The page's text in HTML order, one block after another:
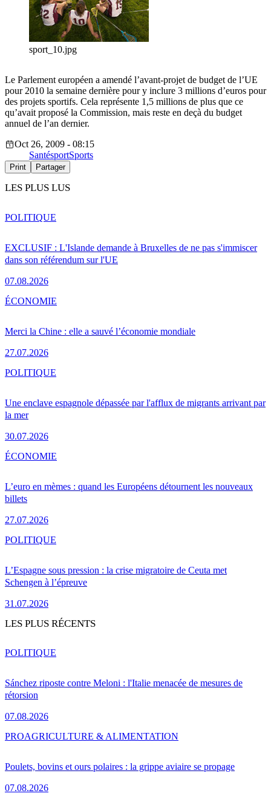
sport_10.jpg
Le Parlement européen a amendé l’avant-projet de budget de l’UE
pour 2010 la semaine dernière pour y inclure 3 millions d’euros pour
des projets sportifs. Cela représente 1,5 millions de plus que ce
qu’avait proposé la Commission, mais reste en deçà du budget
annuel de l’an dernier.
Oct 26, 2009 - 08:15
SantésportSports
Print Partager
LES PLUS LUS
EXCLUSIF : L'Islande demande à Bruxelles de ne pas s'immiscer
dans son référendum sur l'UE
07.08.2026
POLITIQUE
Merci la Chine : elle a sauvé l’économie mondiale
27.07.2026
ÉCONOMIE
Une enclave espagnole dépassée par l'afflux de migrants arrivant par
la mer
30.07.2026
POLITIQUE
L’euro en mèmes : quand les Européens détournent les nouveaux
billets
27.07.2026
ÉCONOMIE
L’Espagne sous pression : la crise migratoire de Ceuta met
Schengen à l’épreuve
31.07.2026
POLITIQUE
LES PLUS RÉCENTS
Sánchez riposte contre Meloni : l'Italie menacée de mesures de
rétorsion
07.08.2026
POLITIQUE
Poulets, bovins et ours polaires : la grippe aviaire se propage
07.08.2026
PROAGRICULTURE & ALIMENTATION